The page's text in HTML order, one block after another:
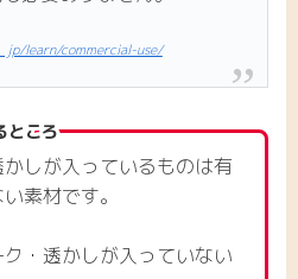
learn/commercial-use/
ところ
しが入っているものは有
素材です。
・透かしが入っていない